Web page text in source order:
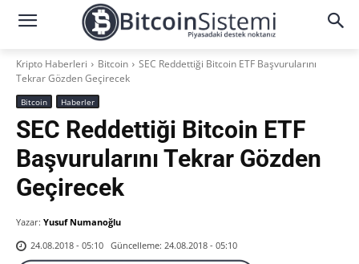
Kripto Haberleri Bitcoin
SEC Reddettiği Bitcoin ETF Başvurularını
Tekrar Gözden Geçirecek
Bitcoin Haberler
SEC Reddettiği Bitcoin ETF
Başvurularını Tekrar Gözden
Geçirecek
Yazar: Yusuf Numanoğlu
24.08.2018 - 05:10 Güncelleme: 24.08.2018 - 05:10